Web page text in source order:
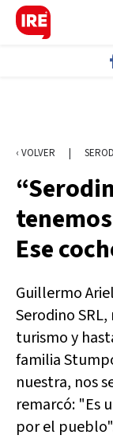
‹ VOLVER |
Ese
Guillermo
Serodino
turismo y
familia
nuestra, nos
remarcó: "Es
por el